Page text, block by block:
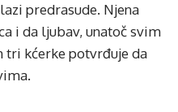
predrasude. Njena
i da ljubav, unatoč svim
tri kćerke potvrđuje da